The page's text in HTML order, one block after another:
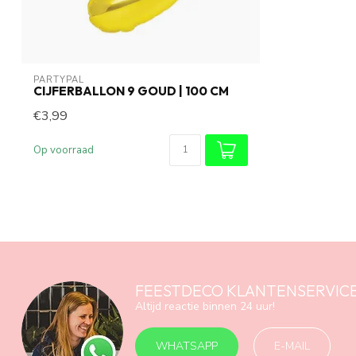
PARTYPAL
CIJFERBALLON 9 GOUD | 100 CM
€3,99
Op voorraad
FEESTDECO
Altijd reactie binnen 24 uur!
WHATSAPP E-MAIL